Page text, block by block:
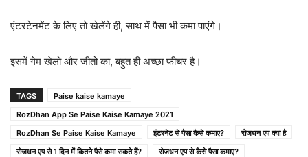
एंटरटेनमेंट के लिए तो खेलेंगे ही, साथ में पैसा भी कमा पाएंगे।
इसमें गेम खेलो और जीतो का, बहुत ही अच्छा फीचर है।
TAGS
Paise kaise kamaye
RozDhan App Se Paise Kaise Kamaye 2021
RozDhan Se Paise Kaise Kamaye
इंटरनेट से पैसा कैसे कमाए?
रोजधन एप क्या है
रोजधन एप से 1 दिन में कितने पैसे कमा सकते हैं?
रोजधन एप से कैसे पैसा कमाए?